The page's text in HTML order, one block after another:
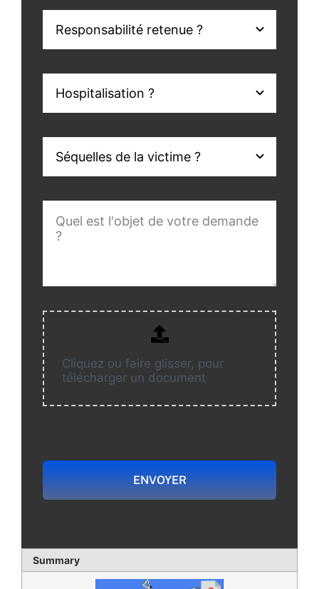
Cliquez ou faire glisser, pour
télécharger un document
ENVOYER
Summary